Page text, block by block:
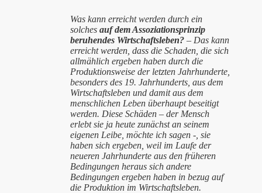
Was kann erreicht werden durch ein
solches auf dem Assoziationsprinzip
beruhendes Wirtschaftsleben? – Das kann
erreicht werden, dass die Schaden, die sich
allmählich ergeben haben durch die
Produktionsweise der letzten Jahrhunderte,
besonders des 19. Jahrhunderts, aus dem
Wirtschaftsleben und damit aus dem
menschlichen Leben überhaupt beseitigt
werden. Diese Schäden – der Mensch
erlebt sie ja heute zunächst an seinem
eigenen Leibe, möchte ich sagen -, sie
haben sich ergeben, weil im Laufe der
neueren Jahrhunderte aus den früheren
Bedingungen heraus sich andere
Bedingungen ergeben haben in bezug auf
die Produktion im Wirtschaftsleben.